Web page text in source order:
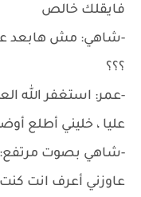
فايقلك خالص
-شاهي: مش هابعد
؟؟؟
-عمر: استغفر الله
عليا ، خليني أطلع
-شاهي بصوت مرتفع:
عاوزني أعرف انت